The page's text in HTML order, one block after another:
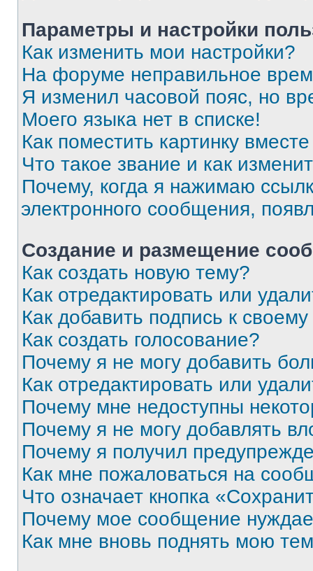
Параметры и настройки
Как изменить мои настройки?
На форуме неправильное
Я изменил часовой пояс, но
Моего языка нет в списке!
Как поместить картинку
Что такое звание и как
Почему, когда я нажимаю
электронного сообщения,
Создание и размещение
Как создать новую тему?
Как отредактировать или
Как добавить подпись к
Как создать голосование?
Почему я не могу добавить
Как отредактировать или
Почему мне недоступны
Почему я не могу добавлять
Почему я получил
Как мне пожаловаться на
Что означает кнопка
Почему мое сообщение
Как мне вновь поднять мою